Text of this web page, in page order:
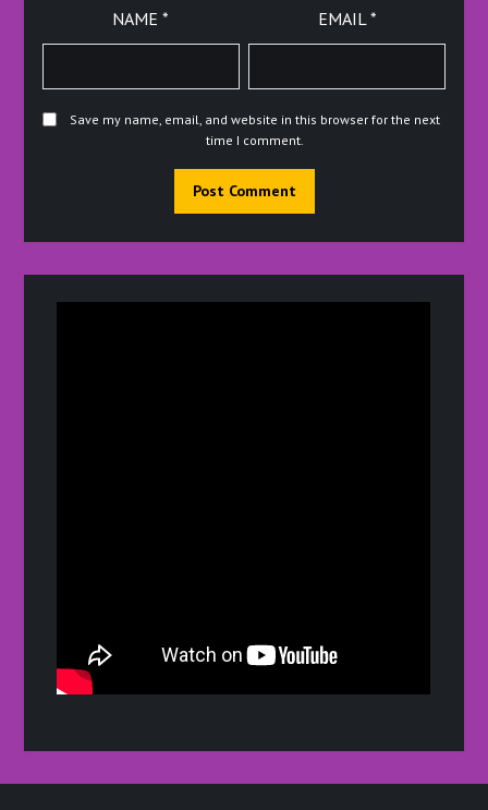
NAME* EMAIL*
Save my name, email, and website in this browser for the next
time I comment.